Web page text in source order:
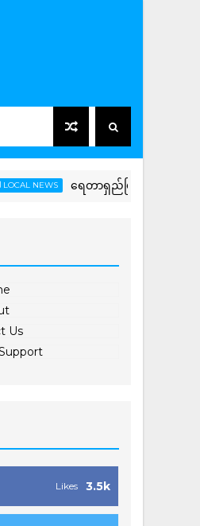
ရေတာရှည်မြို့နယ်တွင် ကြက်ခြေနီအ
Us
3.5k
Likes